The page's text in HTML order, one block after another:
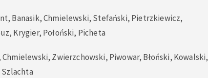
Banasik, Chmielewski, Stefański, Pietrzkiewicz,
Krygier, Połoński, Picheta
Chmielewski, Zwierzchowski, Piwowar, Błoński, Kowalski,